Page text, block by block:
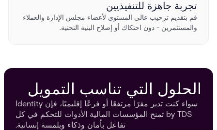
تجربة جاهزة للتنفيذيين
قم بتقديم ترحيب عالي المستوى لأعضاء مجلس الإدارة والعملاء
والمستثمرين - دون احتكاك أو إصلاح البنية التحتية.
الحلول التي تناسب التمويل
سواء كنت تدير مقرًا مرتفعًا أو فرعًا إقليميًا، فإن Identity
by TDS تمنح المؤسسات المالية الأدوات للتحكم في كل
تفاعل بأمان وذكاء وبلمسة إنسانية.